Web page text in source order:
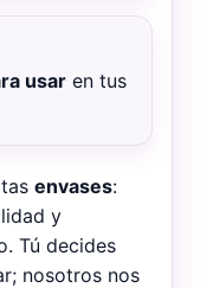
usar en tus
envases:
y
Tú decides
nosotros nos